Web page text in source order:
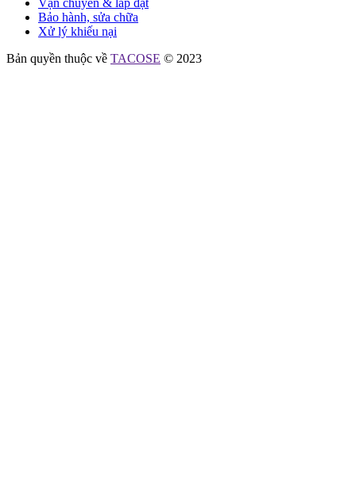
Vận chuyển & lắp đặt
Bảo hành, sửa chữa
Xử lý khiếu nại
Bản quyền thuộc về TACOSE © 2023